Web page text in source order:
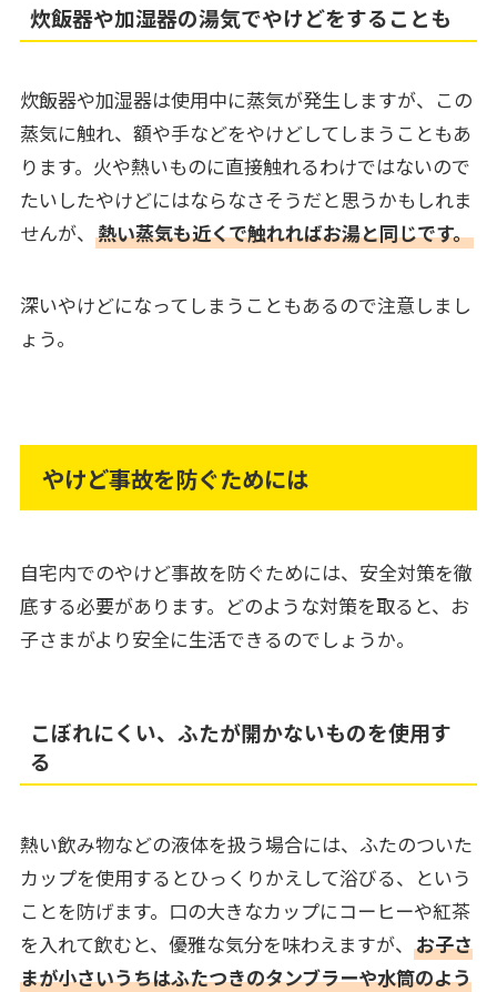
炊飯器や加湿器の湯気でやけどをすることも
炊飯器や加湿器は使用中に蒸気が発生しますが、この
蒸気に触れ、額や手などをやけどしてしまうこともあ
ります。火や熱いものに直接触れるわけではないので
たいしたやけどにはならなさそうだと思うかもしれま
せんが、 熱い蒸気も近くで触れればお湯と同じです。
深いやけどになってしまうこともあるので注意しまし
ょう。
やけど事故を防ぐためには
自宅内でのやけど事故を防ぐためには、安全対策を徹
底する必要があります。どのような対策を取ると、お
子さまがより安全に生活できるのでしょうか。
こぼれにくい、ふたが開かないものを使用す
る
熱い飲み物などの液体を扱う場合には、ふたのついた
カップを使用するとひっくりかえして浴びる、という
ことを防げます。口の大きなカップにコーヒーや紅茶
を入れて飲むと、優雅な気分を味わえますが、 お子さ
まが小さいうちはふたつきのタンブラーや水筒のよう